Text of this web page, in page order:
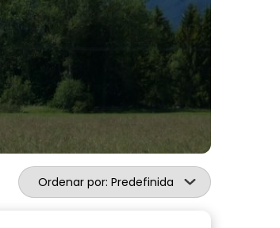
Ordenar por: Predefinida